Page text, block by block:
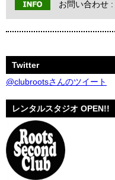
お問い合わせ :
Twitter
@clubrootsさんのツイート
レンタルスタジオ OPEN!!